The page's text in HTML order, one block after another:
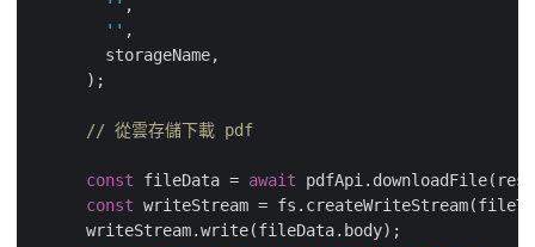
'' ,
'' ,
        storageName,
      );
// 從雲存儲下載 pdf
const fileData = await
const writeStream =
      writeStream.write(fileData.body);